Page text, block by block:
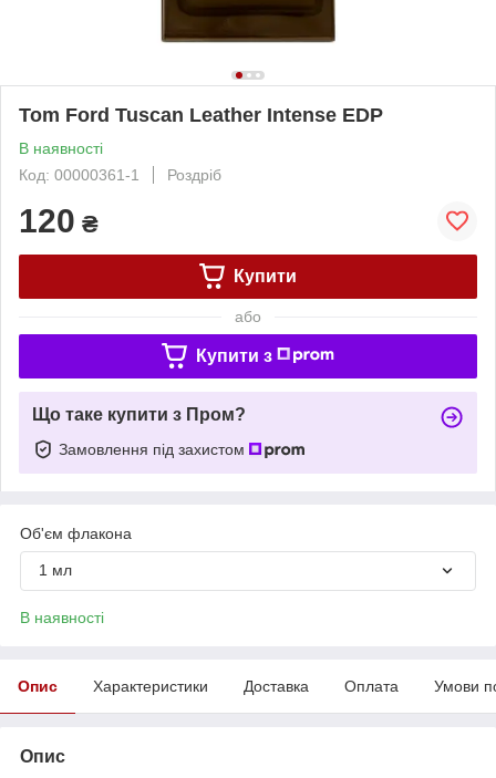
Tom Ford Tuscan Leather Intense EDP
В наявності
Код: 00000361-1
Роздріб
120 ₴
Купити
або
Купити з
Що таке купити з Пром?
Замовлення під захистом
Об'єм флакона
1 мл
В наявності
Опис Характеристики Доставка Оплата Умови
Опис